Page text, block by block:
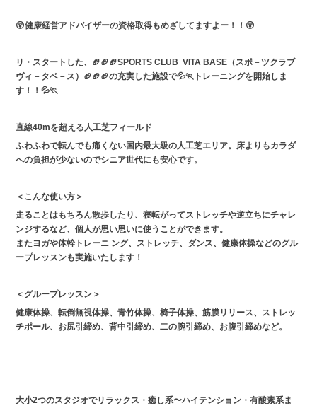
😲健康経営アドバイザーの資格取得もめざしてますよー！！😲
リ・スタートした、🏈🏈🏈SPORTS CLUB VITA BASE（スポ－ツクラブ
ヴィ－タベ－ス）🏈🏈🏈の充実した施設で💦🏃トレーニングを開始しま
す！！💦🏃
直線40mを超える人工芝フィールド
ふわふわで転んでも痛くない国内最大級の人工芝エリア。床よりもカラダ
への負担が少ないのでシニア世代にも安心です。
＜こんな使い方＞
走ることはもちろん散歩したり、寝転がってストレッチや逆立ちにチャレ
ンジするなど、個人が思い思いに使うことができます。
またヨガや体幹トレーニ ング、ストレッチ、ダンス、健康体操などのグル
ープレッスンも実施いたします！
＜グループレッスン＞
健康体操、転倒無視体操、青竹体操、椅子体操、筋膜リリース、ストレッ
チポール、お尻引締め、背中引締め、二の腕引締め、お腹引締めなど。
大小2つのスタジオでリラックス・癒し系〜ハイテンション・有酸素系ま